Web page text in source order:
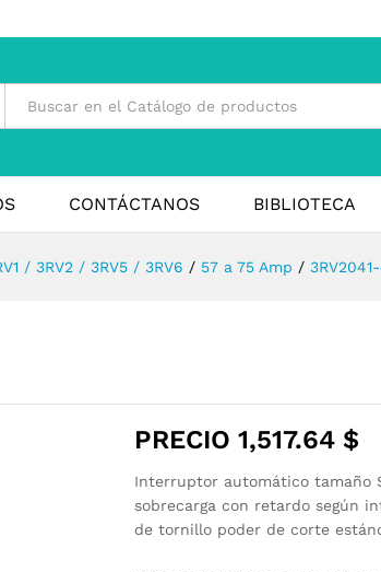
CONTÁCTANOS BIBLIOTECA
/ 3RV2 / 3RV5 / 3RV6 / 57 a 75 Amp /
PRECIO1,517.64 $
Interruptor automático tamaño
sobrecarga con retardo según
de tornillo poder de corte